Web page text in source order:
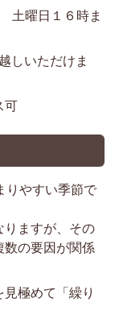
土曜日１６時ま
しいただけま
可
りやすい季節で
りますが、その
の要因が関係
極めて「繰り